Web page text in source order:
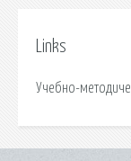
Links
Учебно-